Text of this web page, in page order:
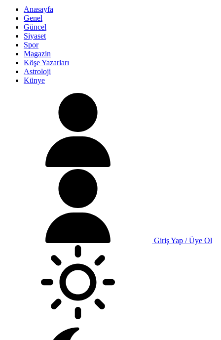
Anasayfa
Genel
Güncel
Siyaset
Spor
Magazin
Köşe Yazarları
Astroloji
Künye
Giriş Yap / Üye Ol